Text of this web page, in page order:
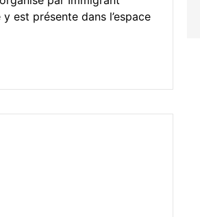
y est présente dans l’espace